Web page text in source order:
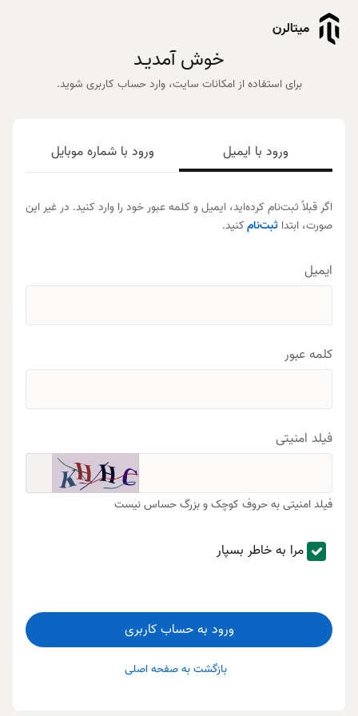
میتالرن
خوش آمدیـد
برای استفاده از امکانات سایت، وارد حساب کاربری شوید.
ورود با ایمیل ورود با شماره موبایل
اگر قبلاً ثبت‌نام کرده‌اید، ایمیل و کلمه عبور خود را وارد کنید. در غیر این
صورت، ابتدا ثبت‌نام کنید.
ایمیل
کلمه عبور
فیلد امنیتی
فیلد امنیتی به حروف کوچک و بزرگ حساس نیست
مرا به خاطر بسپار
ورود به حساب کاربری
بازگشت به صفحه اصلی